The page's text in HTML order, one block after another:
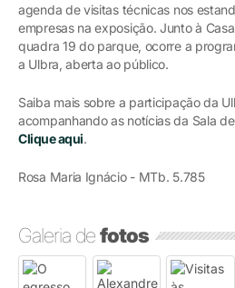
agenda de visitas técnicas nos
empresas na exposição. Junto à
quadra 19 do parque, ocorre a
a Ulbra, aberta ao público.
Saiba mais sobre a participação da
acompanhando as notícias da Sala
Clique aqui.
Rosa Maria Ignácio - MTb. 5.785
Galeria defotos